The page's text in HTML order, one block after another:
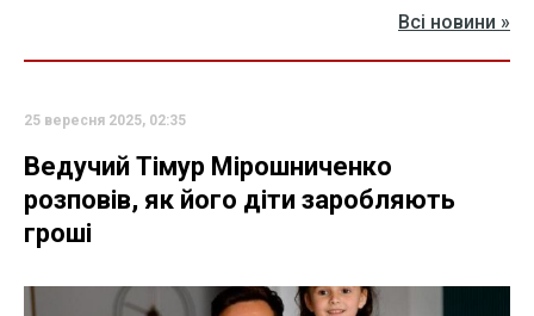
Всі новини »
25 вересня 2025, 02:35
Ведучий Тімур Мірошниченко
розповів, як його діти заробляють
гроші